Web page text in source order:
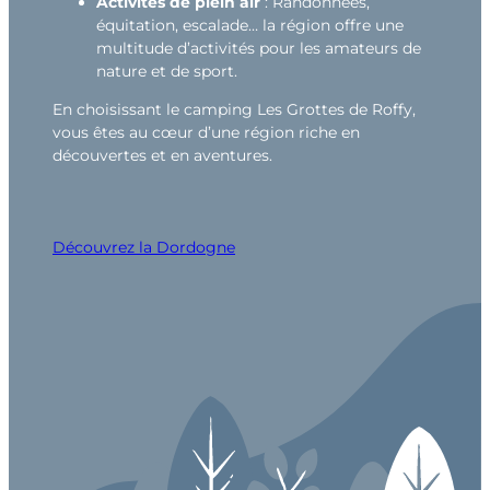
équitation, escalade… la région offre une
multitude d’activités pour les amateurs de
nature et de sport.
En choisissant le camping Les Grottes de Roffy,
vous êtes au cœur d’une région riche en
découvertes et en aventures.
Découvrez la Dordogne